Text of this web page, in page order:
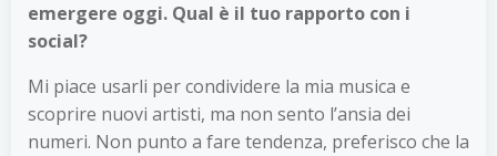
emergere oggi. Qual è il tuo rapporto con i
social?
Mi piace usarli per condividere la mia musica e
scoprire nuovi artisti, ma non sento l’ansia dei
numeri. Non punto a fare tendenza, preferisco che la